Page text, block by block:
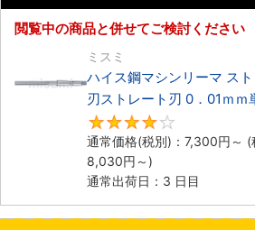
閲覧中の商品と併せてご検討ください
ミスミ
ハイス鋼マシンリーマ スト
刃ストレート刃 0．01ｍｍ単位指定タイ
プ
通常価格(税別)： 7,300円 ～ (
8,030円 ～)
通常出荷日：3 日目